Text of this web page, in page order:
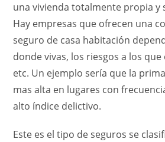
una vivienda totalmente propia y
Hay empresas que ofrecen una
seguro de casa habitación
donde vivas, los riesgos a los
etc. Un ejemplo sería que la
mas alta en lugares con
alto índice delictivo.
Este es el tipo de seguros se